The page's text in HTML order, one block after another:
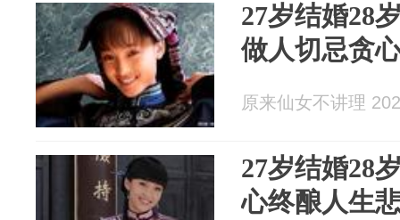
27岁结婚28
做人切忌贪
原来仙女不讲理
27岁结婚28
心终酿人生